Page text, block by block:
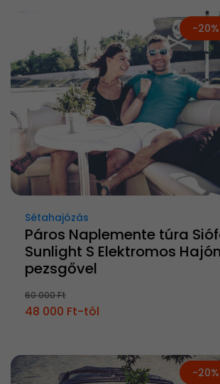
-20%
Sétahajózás
Páros Naplemente túra
Sunlight S Elektromos
pezsgővel
60 000 Ft
48 000 Ft-tól
-20%